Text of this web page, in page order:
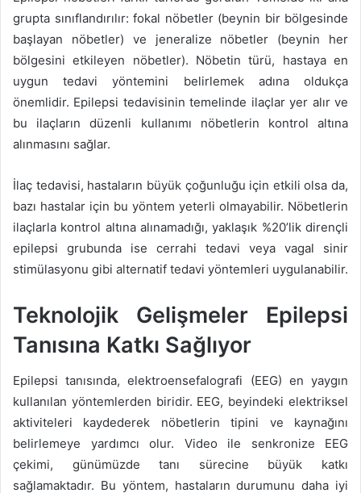
grupta sınıflandırılır: fokal nöbetler (beynin bir bölgesinde
başlayan nöbetler) ve jeneralize nöbetler (beynin her
bölgesini etkileyen nöbetler). Nöbetin türü, hastaya en
uygun tedavi yöntemini belirlemek adına oldukça
önemlidir. Epilepsi tedavisinin temelinde ilaçlar yer alır ve
bu ilaçların düzenli kullanımı nöbetlerin kontrol altına
alınmasını sağlar.
İlaç tedavisi, hastaların büyük çoğunluğu için etkili olsa da,
bazı hastalar için bu yöntem yeterli olmayabilir. Nöbetlerin
ilaçlarla kontrol altına alınamadığı, yaklaşık %20’lik dirençli
epilepsi grubunda ise cerrahi tedavi veya vagal sinir
stimülasyonu gibi alternatif tedavi yöntemleri uygulanabilir.
Teknolojik Gelişmeler Epilepsi
Tanısına Katkı Sağlıyor
Epilepsi tanısında, elektroensefalografi (EEG) en yaygın
kullanılan yöntemlerden biridir. EEG, beyindeki elektriksel
aktiviteleri kaydederek nöbetlerin tipini ve kaynağını
belirlemeye yardımcı olur. Video ile senkronize EEG
çekimi, günümüzde tanı sürecine büyük katkı
sağlamaktadır. Bu yöntem, hastaların durumunu daha iyi